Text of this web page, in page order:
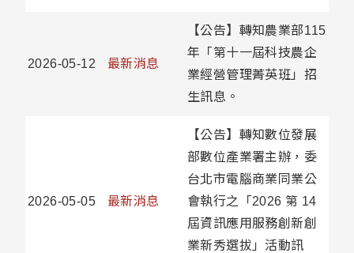
2026-05-12 最新消息
【公告】轉知農業部115
年「第十一屆科技農企
業經營管理菁英班」招
生訊息。
2026-05-05 最新消息
【公告】轉知數位發展
部數位產業署主辦，委
台北市電腦商業同業公
會執行之「2026 第 14
屆資訊應用服務創新創
業新秀選拔」活動訊